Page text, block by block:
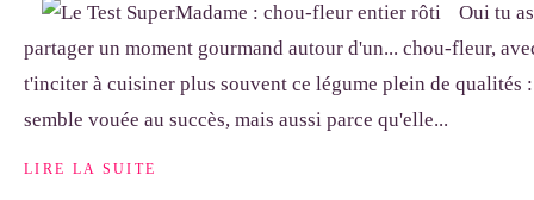
Oui tu
partager un moment gourmand autour d'un... chou-fleur,
t'inciter à cuisiner plus souvent ce légume plein de qualités
semble vouée au succès, mais aussi parce qu'elle...
LIRE LA SUITE